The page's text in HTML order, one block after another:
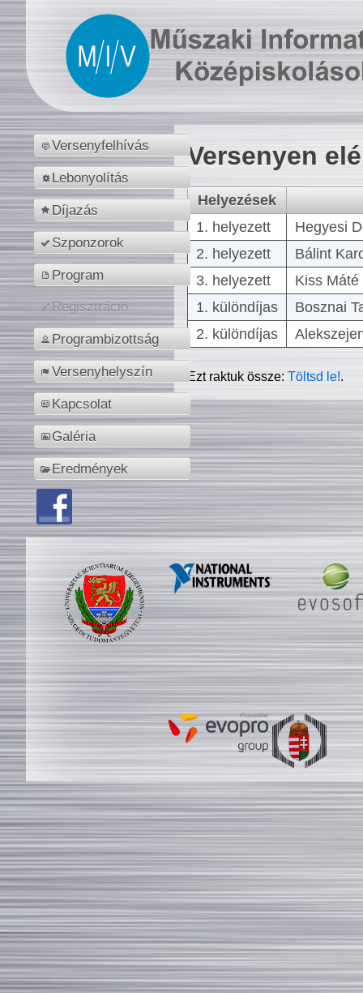
Versenyfelhívás
Lebonyolítás
Díjazás
Szponzorok
Program
Regisztráció
Programbizottság
Versenyhelyszín
Kapcsolat
Galéria
Eredmények
Versenyen
Helyezések
1. helyezett
Hegyesi
2. helyezett
Bálint
3. helyezett
Kiss
1. különdíjas
Bosznai
2. különdíjas
Ezt raktuk össze:Töltsd le!.